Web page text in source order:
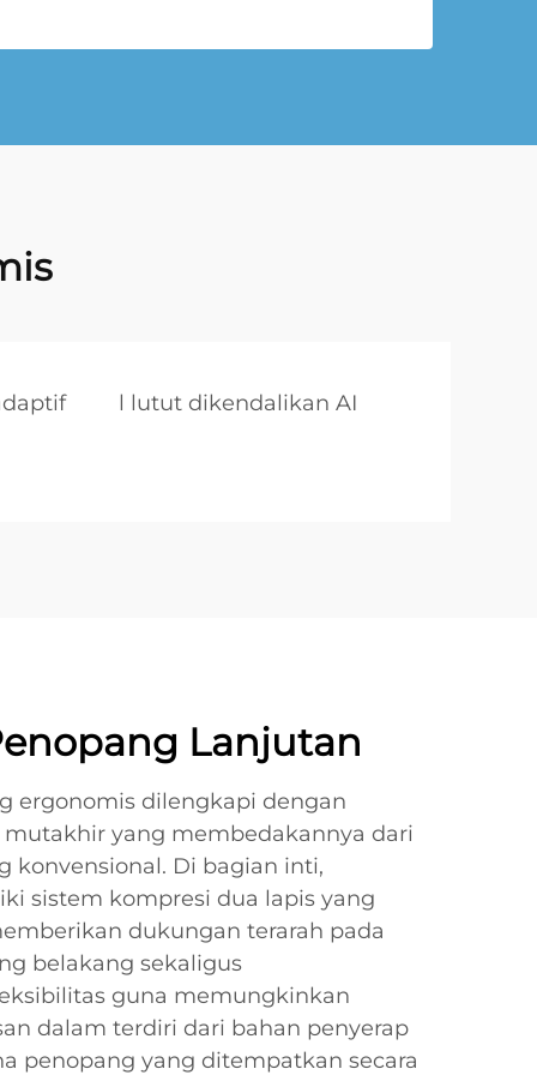
l lutut dikendalikan AI
Lanjutan
ergonomis dilengkapi dengan
yang membedakannya dari
konvensional. Di bagian inti,
sistem kompresi dua lapis yang
dukungan terarah pada
belakang sekaligus
guna memungkinkan
dalam terdiri dari bahan penyerap
penopang yang ditempatkan secara